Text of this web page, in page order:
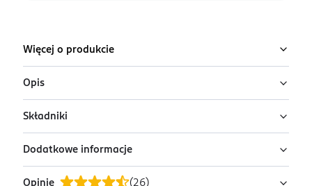
Więcej o produkcie
Opis
Mgiełka perfumowana
zapach otwierają akordy czerwonej pomarańczy i
bergamotki, by następnie w nucie serca ujawniły się
romantyczne akordy róży i migdała. Kompozycje
Składniki
Ingredients: Alcohol Denat., Aqua ( Water, eau), Parfum
(Fragrance), Propylene Glycol ( propylene glycolique ) ,
Dodatkowe informacje
Opinie (26)